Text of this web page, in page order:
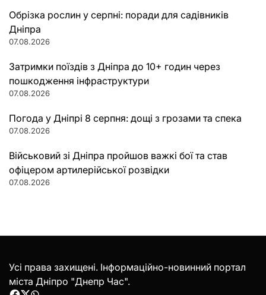
Обрізка рослин у серпні: поради для садівників
Дніпра
07.08.2026
Затримки поїздів з Дніпра до 10+ годин через
пошкодження інфраструктури
07.08.2026
Погода у Дніпрі 8 серпня: дощі з грозами та спека
07.08.2026
Військовий зі Дніпра пройшов важкі бої та став
офіцером артилерійської розвідки
07.08.2026
Усі права захищені. Інформаційно-новинний портал
міста Дніпро "Днепр Час".